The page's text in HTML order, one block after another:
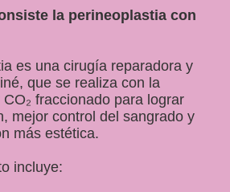
mí
con Laser
la perineoplastia con
es una cirugía reparadora y
que se realiza con la
fraccionado para lograr
mejor control del sangrado y
más estética.
incluye: